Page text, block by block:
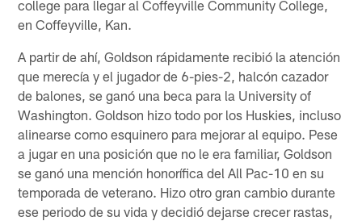
college para llegar al Coffeyville Community College,
en Coffeyville, Kan.
A partir de ahí, Goldson rápidamente recibió la atención
que merecía y el jugador de 6-pies-2, halcón cazador
de balones, se ganó una beca para la University of
Washington. Goldson hizo todo por los Huskies, incluso
alinearse como esquinero para mejorar al equipo. Pese
a jugar en una posición que no le era familiar, Goldson
se ganó una mención honorífica del All Pac-10 en su
temporada de veterano. Hizo otro gran cambio durante
ese periodo de su vida y decidió dejarse crecer rastas,